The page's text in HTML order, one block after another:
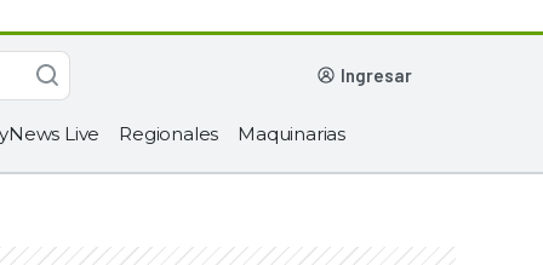
ingresar
Live Regionales Maquinarias